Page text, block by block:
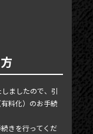
MAIL
ましたので、引
料化）のお手続
きを行ってくだ